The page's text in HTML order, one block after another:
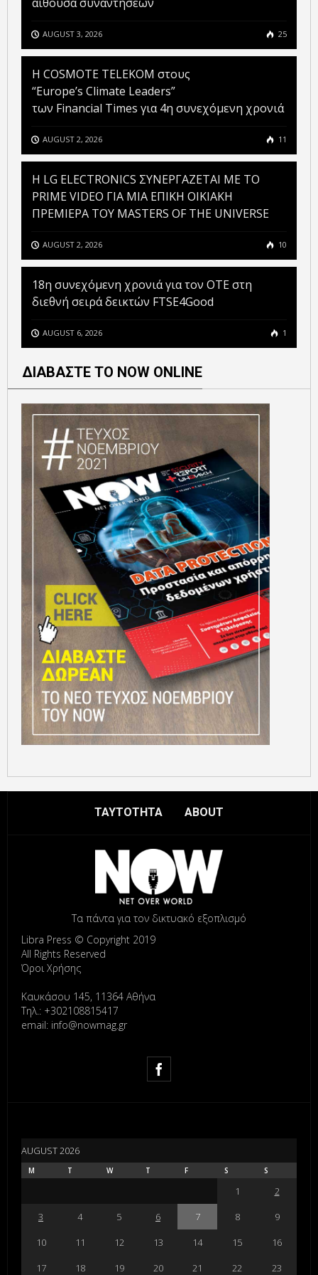
AUGUST 3, 2026 25
Η COSMOTE TELEKOM στους
“Europe’s Climate Leaders”
των Financial Times για 4η συνεχόμενη χρονιά
AUGUST 2, 2026 11
H LG ELECTRONICS ΣΥΝΕΡΓΑΖΕΤΑΙ ΜΕ ΤΟ
PRIME VIDEO ΓΙΑ ΜΙΑ ΕΠΙΚΗ ΟΙΚΙΑΚΗ
ΠΡΕΜΙΕΡΑ ΤΟΥ MASTERS OF THE UNIVERSE
AUGUST 2, 2026 10
18η συνεχόμενη χρονιά για τον ΟΤΕ στη
διεθνή σειρά δεικτών FTSE4Good
AUGUST 6, 2026 1
ΔΙΑΒΑΣΤΕ ΤΟ NOW ONLINE
ΤΑΥΤΟΤΗΤΑ ABOUT
Τα πάντα για τον δικτυακό εξοπλισμό
Libra Press © Copyright 2019
All Rights Reserved
Όροι Χρήσης
Καυκάσου 145, 11364 Αθήνα
Τηλ.: +302108815417
email: info@nowmag.gr
AUGUST 2026
M T W T F S S
1
2
3
4 5 6 7 8
9
10
11 12 13 14 15
16
17
18 19 20 21 22 23